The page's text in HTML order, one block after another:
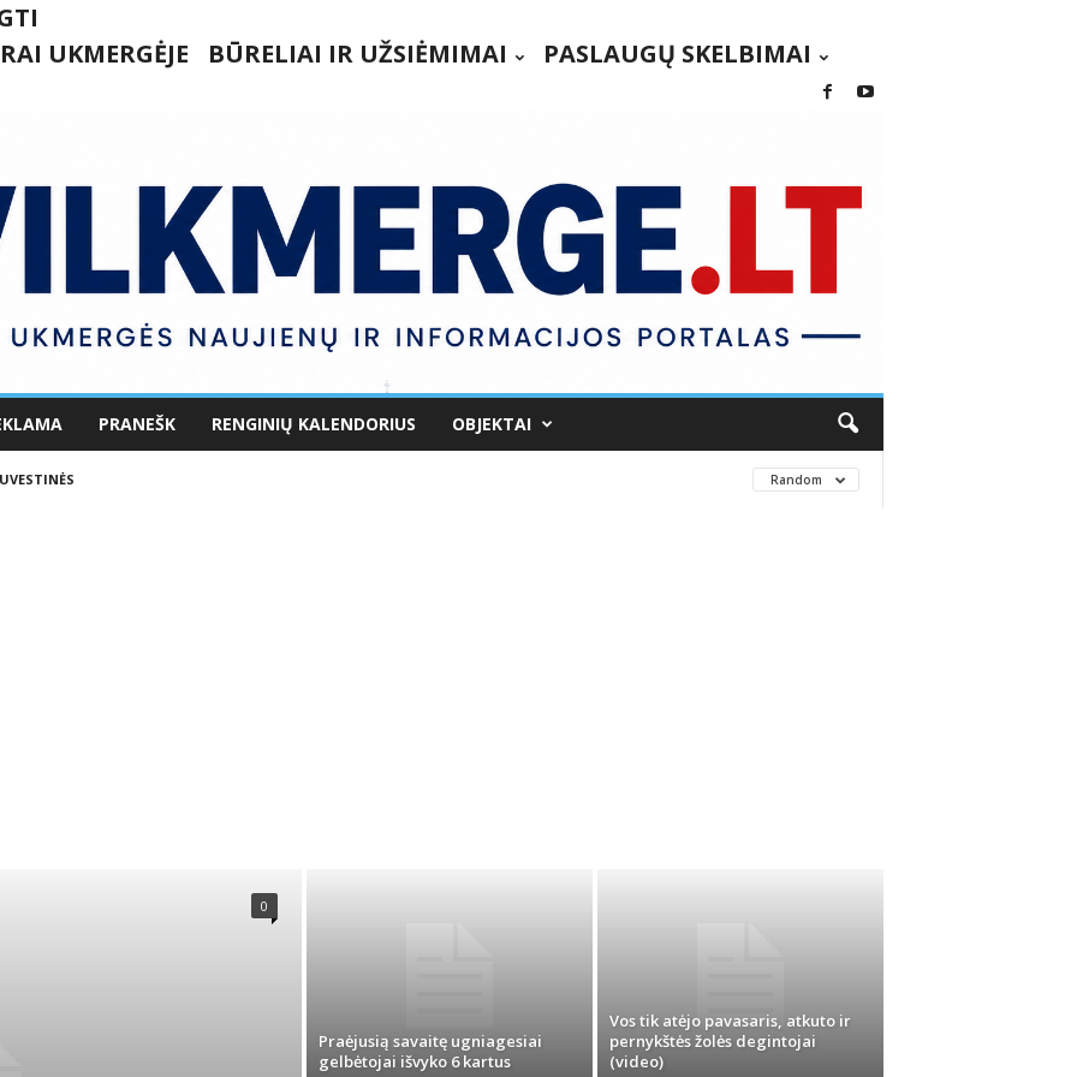
UKMERGĖJE BŪRELIAI IR UŽSIĖMIMAI PASLAUGŲ SKELBIMAI
PRANEŠK RENGINIŲ KALENDORIUS OBJEKTAI
Random
0
Praėjusią savaitę ugniagesiai
gelbėtojai išvyko 6 kartus
Vos tik atėjo pavasaris, atkuto ir
pernykštės žolės degintojai
(video)